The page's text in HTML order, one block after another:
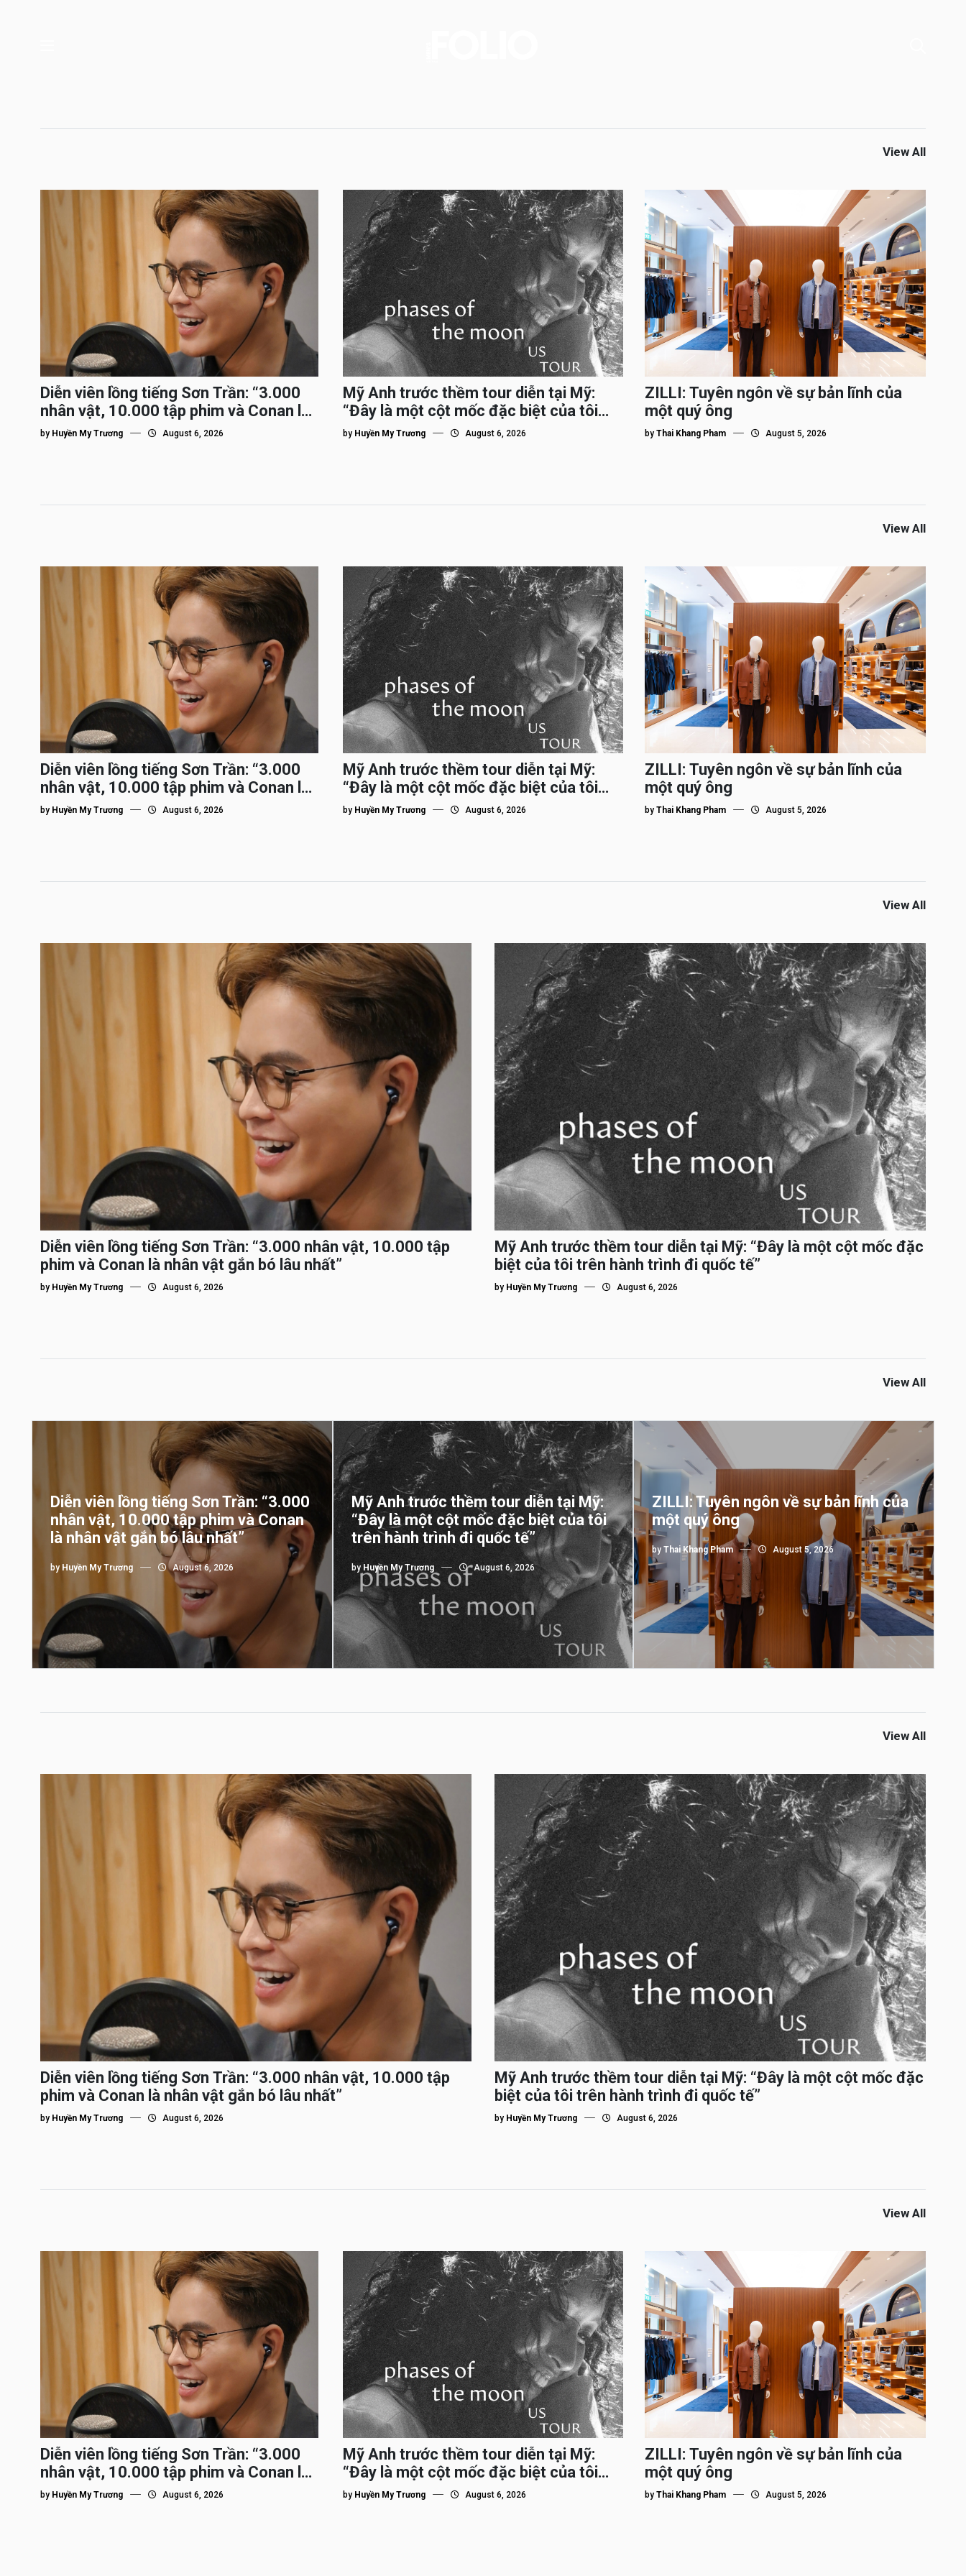
View All
Diễn viên lồng tiếng Sơn Trần: “3.000
nhân vật, 10.000 tập phim và Conan là
nhân vật gắn bó lâu nhất”
by Huyền My Trương August 6, 2026
Mỹ Anh trước thềm tour diễn tại Mỹ:
“Đây là một cột mốc đặc biệt của tôi
trên hành trình đi quốc tế”
by Huyền My Trương August 6, 2026
ZILLI: Tuyên ngôn về sự bản lĩnh của
một quý ông
byThai Khang Pham August 5, 2026
View All
Diễn viên lồng tiếng Sơn Trần: “3.000
nhân vật, 10.000 tập phim và Conan là
nhân vật gắn bó lâu nhất”
by Huyền My Trương August 6, 2026
Mỹ Anh trước thềm tour diễn tại Mỹ:
“Đây là một cột mốc đặc biệt của tôi
trên hành trình đi quốc tế”
by Huyền My Trương August 6, 2026
ZILLI: Tuyên ngôn về sự bản lĩnh của
một quý ông
byThai Khang Pham August 5, 2026
View All
Diễn viên lồng tiếng Sơn Trần: “3.000 nhân vật, 10.000 tập
phim và Conan là nhân vật gắn bó lâu nhất”
by Huyền My Trương August 6, 2026
Mỹ Anh trước thềm tour diễn tại Mỹ: “Đây là một cột mốc đặc
biệt của tôi trên hành trình đi quốc tế”
by Huyền My Trương August 6, 2026
View All
Diễn viên lồng tiếng Sơn Trần: “3.000
nhân vật, 10.000 tập phim và Conan
là nhân vật gắn bó lâu nhất”
by Huyền My Trương August 6, 2026
Mỹ Anh trước thềm tour diễn tại Mỹ:
“Đây là một cột mốc đặc biệt của tôi
trên hành trình đi quốc tế”
by Huyền My Trương August 6, 2026
ZILLI: Tuyên ngôn về sự bản lĩnh của
một quý ông
byThai Khang Pham August 5, 2026
View All
Diễn viên lồng tiếng Sơn Trần: “3.000 nhân vật, 10.000 tập
phim và Conan là nhân vật gắn bó lâu nhất”
by Huyền My Trương August 6, 2026
Mỹ Anh trước thềm tour diễn tại Mỹ: “Đây là một cột mốc đặc
biệt của tôi trên hành trình đi quốc tế”
by Huyền My Trương August 6, 2026
View All
Diễn viên lồng tiếng Sơn Trần: “3.000
nhân vật, 10.000 tập phim và Conan là
nhân vật gắn bó lâu nhất”
by Huyền My Trương August 6, 2026
Mỹ Anh trước thềm tour diễn tại Mỹ:
“Đây là một cột mốc đặc biệt của tôi
trên hành trình đi quốc tế”
by Huyền My Trương August 6, 2026
ZILLI: Tuyên ngôn về sự bản lĩnh của
một quý ông
byThai Khang Pham August 5, 2026